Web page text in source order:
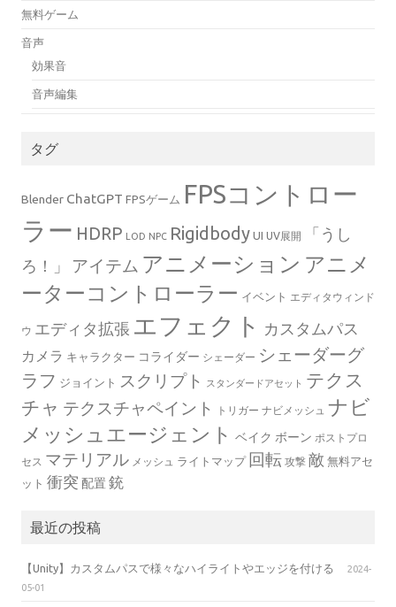
無料ゲーム
音声
効果音
音声編集
タグ
Blender ChatGPT FPSゲーム FPSコントロー
ラー HDRP LOD NPC Rigidbody UI UV展開
「うし
ろ！」
アイテム アニメーション アニメ
ーターコントローラー イベント エディタウィンド
ウ エディタ拡張 エフェクト カスタムパス
カメラ キャラクター コライダー シェーダー シェーダーグ
ラフ ジョイント スクリプト スタンダードアセット テクス
チャ テクスチャペイント トリガー ナビメッシュ ナビ
メッシュエージェント ベイク ボーン ポストプロ
セス マテリアル メッシュ ライトマップ 回転 攻撃 敵 無料アセ
ット 衝突 配置 銃
最近の投稿
【Unity】カスタムパスで様々なハイライトやエッジを付ける
2024-
05-01